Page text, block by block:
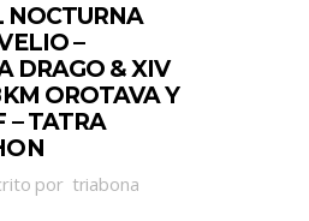
NOCTURNA
–
DRAGO & XIV
OROTAVA Y
– TATRA
por triabona